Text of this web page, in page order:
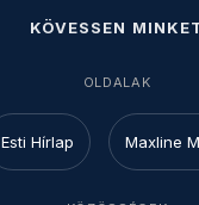
KÖVESSEN
OLDALAK
Esti Hírlap Maxline